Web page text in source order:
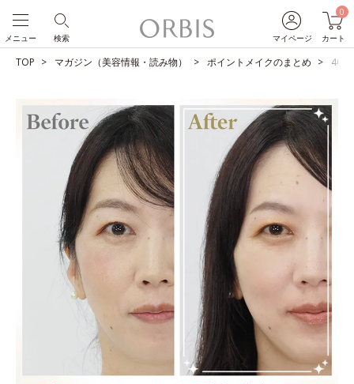
マイページ
0
カート
検索
メニュー
TOP マガジン（美容情報・読み物） ポイントメイクのまとめ 40